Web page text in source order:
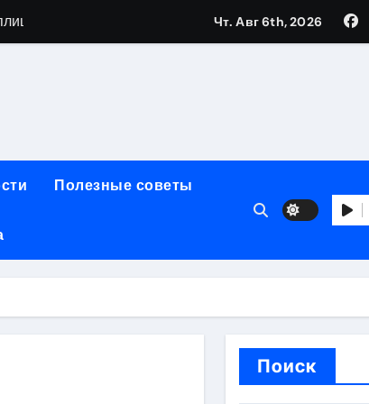
и наращивания ресниц
Чт. Авг 6th, 2026
Полезные советы
Поиск